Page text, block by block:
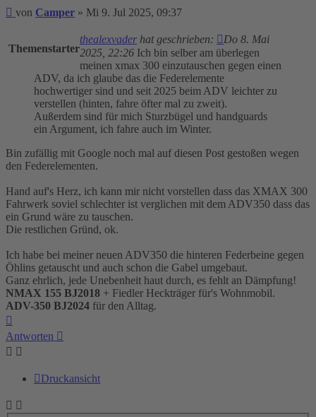
Beitrag
von Camper » Mi 9. Jul 2025, 09:37
Themenstarter
thealexvader hat geschrieben:
Do 8. Mai
2025, 22:26 Ich bin selber am überlegen
meinen xmax 300 einzutauschen gegen einen
ADV, da ich glaube das die Federelemente
hochwertiger sind und seit 2025 beim ADV leichter zu
verstellen (hinten, fahre öfter mal zu zweit).
Außerdem sind für mich Sturzbügel und handguards
ein Argument, ich fahre auch im Winter.
Bin zufällig mit Google noch mal auf diesen Post gestoßen wegen
den Federelementen.
Hand auf's Herz, ich kann mir nicht vorstellen dass das XMAX 300
Fahrwerk soviel schlechter ist verglichen mit dem ADV350 dass das
ein Grund wäre zu tauschen.
Die restlichen Gründ, ok.
Ich habe bei meiner neuen ADV350 die hinteren Federbeine gegen
Öhlins getauscht und auch schon die Gabel umgebaut.
Ganz ehrlich, jede Unebenheit haut durch, es fehlt an Dämpfung!
NMAX 155 BJ2018 + Fiedler Heckträger für's Wohnmobil.
ADV-350 BJ2024 für den Alltag.
Antworten
Druckansicht